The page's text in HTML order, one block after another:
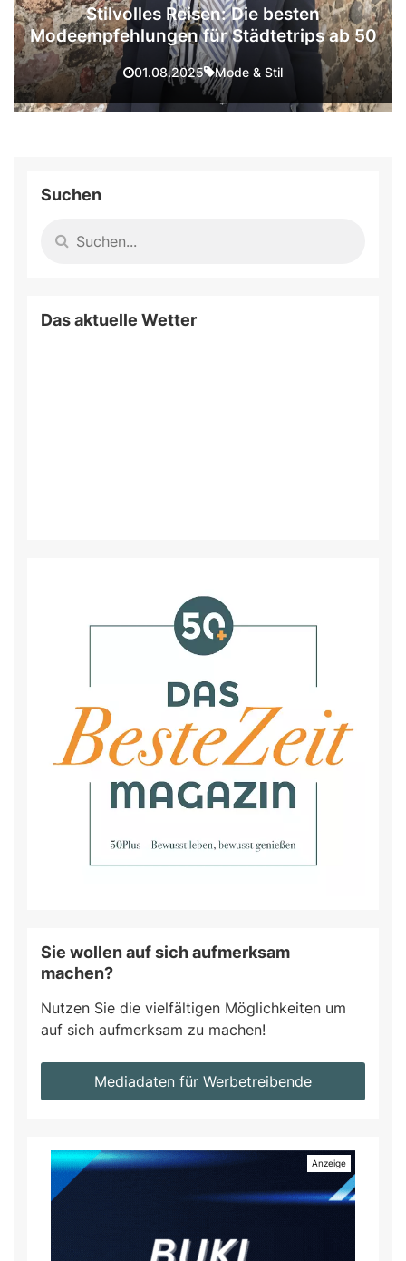
Stilvolles Reisen: Die besten
Modeempfehlungen für Städtetrips ab 50
01.08.2025 Mode & Stil
Suchen
Das aktuelle Wetter
Sie wollen auf sich aufmerksam
machen?
Nutzen Sie die vielfältigen Möglichkeiten um
auf sich aufmerksam zu machen!
Mediadaten für Werbetreibende